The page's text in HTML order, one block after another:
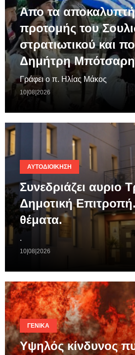
Απο τα
προτομής του
στρατιωτικού και
Δημήτρη
Γράφει ο π. Ηλίας Μάκος
10|08|2026
ΑΥΤΟΔΙΟΊΚΗΣΗ
Συνεδριάζει αυριο
Δημοτική
θέματα.
.
10|08|2026
ΓΕΝΙΚΆ
Υψηλός κίνδυνος